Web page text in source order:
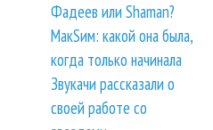
Фадеев или Shaman?
МакSим: какой она была,
когда только начинала
Звукачи рассказали о
своей работе со